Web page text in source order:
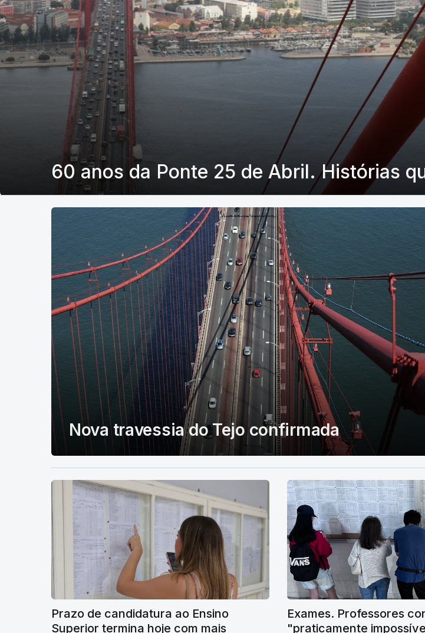
60 anos da Ponte 25 de Abril. Histórias
Nova travessia do Tejo confirmada
Prazo de candidatura ao Ensino
Superior termina hoje com mais
Exames. Professores
"praticamente